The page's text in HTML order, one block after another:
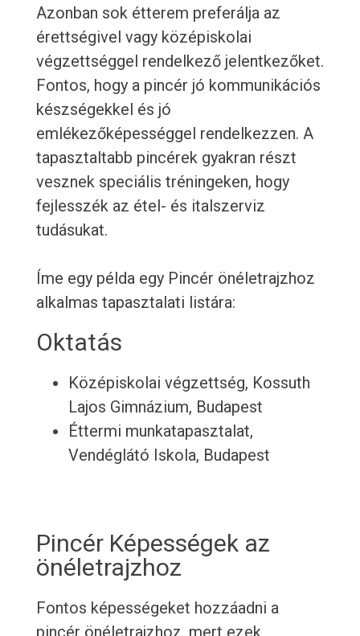
Azonban sok étterem preferálja az
érettségivel vagy középiskolai
végzettséggel rendelkező jelentkezőket.
Fontos, hogy a pincér jó kommunikációs
készségekkel és jó
emlékezőképességgel rendelkezzen. A
tapasztaltabb pincérek gyakran részt
vesznek speciális tréningeken, hogy
fejlesszék az étel- és italszerviz
tudásukat.
Íme egy példa egy Pincér önéletrajzhoz
alkalmas tapasztalati listára:
Oktatás
Középiskolai végzettség, Kossuth
Lajos Gimnázium, Budapest
Éttermi munkatapasztalat,
Vendéglátó Iskola, Budapest
Pincér Képességek az
önéletrajzhoz
Fontos képességeket hozzáadni a
pincér önéletrajzhoz, mert ezek